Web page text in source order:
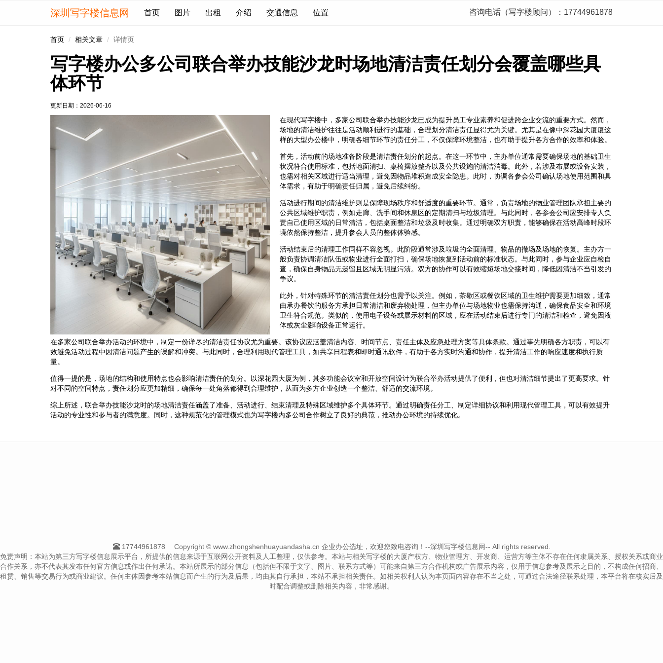
深圳写字楼信息网 首页 图片 出租 介绍 交通信息 位置 咨询电话（写字楼顾问）：17744961878
首页 相关文章 详情页
写字楼办公多公司联合举办技能沙龙时场地清洁责任划分会覆盖哪些具
体环节
更新日期： 2026-06-16
在现代写字楼中，多家公司联合举办技能沙龙已成为提升员工专业素养和促进跨企业交流的重要方式。然而，
场地的清洁维护往往是活动顺利进行的基础，合理划分清洁责任显得尤为关键。尤其是在像中深花园大厦厦这
样的大型办公楼中，明确各细节环节的责任分工，不仅保障环境整洁，也有助于提升各方合作的效率和体验。
首先，活动前的场地准备阶段是清洁责任划分的起点。在这一环节中，主办单位通常需要确保场地的基础卫生
状况符合使用标准，包括地面清扫、桌椅摆放整齐以及公共设施的清洁消毒。此外，若涉及布展或设备安装，
也需对相关区域进行适当清理，避免因物品堆积造成安全隐患。此时，协调各参会公司确认场地使用范围和具
体需求，有助于明确责任归属，避免后续纠纷。
活动进行期间的清洁维护则是保障现场秩序和舒适度的重要环节。通常，负责场地的物业管理团队承担主要的
公共区域维护职责，例如走廊、洗手间和休息区的定期清扫与垃圾清理。与此同时，各参会公司应安排专人负
责自己使用区域的日常清洁，包括桌面整洁和垃圾及时收集。通过明确双方职责，能够确保在活动高峰时段环
境依然保持整洁，提升参会人员的整体体验感。
活动结束后的清理工作同样不容忽视。此阶段通常涉及垃圾的全面清理、物品的撤场及场地的恢复。主办方一
般负责协调清洁队伍或物业进行全面打扫，确保场地恢复到活动前的标准状态。与此同时，参与企业应自检自
查，确保自身物品无遗留且区域无明显污渍。双方的协作可以有效缩短场地交接时间，降低因清洁不当引发的
争议。
此外，针对特殊环节的清洁责任划分也需予以关注。例如，茶歇区或餐饮区域的卫生维护需要更加细致，通常
由承办餐饮的服务方承担日常清洁和废弃物处理，但主办单位与场地物业也需保持沟通，确保食品安全和环境
卫生符合规范。类似的，使用电子设备或展示材料的区域，应在活动结束后进行专门的清洁和检查，避免因液
体或灰尘影响设备正常运行。
在多家公司联合举办活动的环境中，制定一份详尽的清洁责任协议尤为重要。该协议应涵盖清洁内容、时间节点、责任主体及应急处理方案等具体条款。通过事先明确各方职责，可以有
效避免活动过程中因清洁问题产生的误解和冲突。与此同时，合理利用现代管理工具，如共享日程表和即时通讯软件，有助于各方实时沟通和协作，提升清洁工作的响应速度和执行质
量。
值得一提的是，场地的结构和使用特点也会影响清洁责任的划分。以深花园大厦为例，其多功能会议室和开放空间设计为联合举办活动提供了便利，但也对清洁细节提出了更高要求。针
对不同的空间特点，责任划分应更加精细，确保每一处角落都得到合理维护，从而为多方企业创造一个整洁、舒适的交流环境。
综上所述，联合举办技能沙龙时的场地清洁责任涵盖了准备、活动进行、结束清理及特殊区域维护多个具体环节。通过明确责任分工、制定详细协议和利用现代管理工具，可以有效提升
活动的专业性和参与者的满意度。同时，这种规范化的管理模式也为写字楼内多公司合作树立了良好的典范，推动办公环境的持续优化。
17744961878
Copyright © www.zhongshenhuayuandasha.cn 企业办公选址，欢迎您致电咨询！--深圳写字楼信息网-- All rights reserved.
免责声明：本站为第三方写字楼信息展示平台，所提供的信息来源于互联网公开资料及人工整理，仅供参考。本站与相关写字楼的大厦产权方、物业管理方、开发商、运营方等主体不存在任何隶属关系、授权关系或商业
合作关系，亦不代表其发布任何官方信息或作出任何承诺。本站所展示的部分信息（包括但不限于文字、图片、联系方式等）可能来自第三方合作机构或广告展示内容，仅用于信息参考及展示之目的，不构成任何招商、
租赁、销售等交易行为或商业建议。任何主体因参考本站信息而产生的行为及后果，均由其自行承担，本站不承担相关责任。如相关权利人认为本页面内容存在不当之处，可通过合法途径联系处理，本平台将在核实后及
时配合调整或删除相关内容，非常感谢。